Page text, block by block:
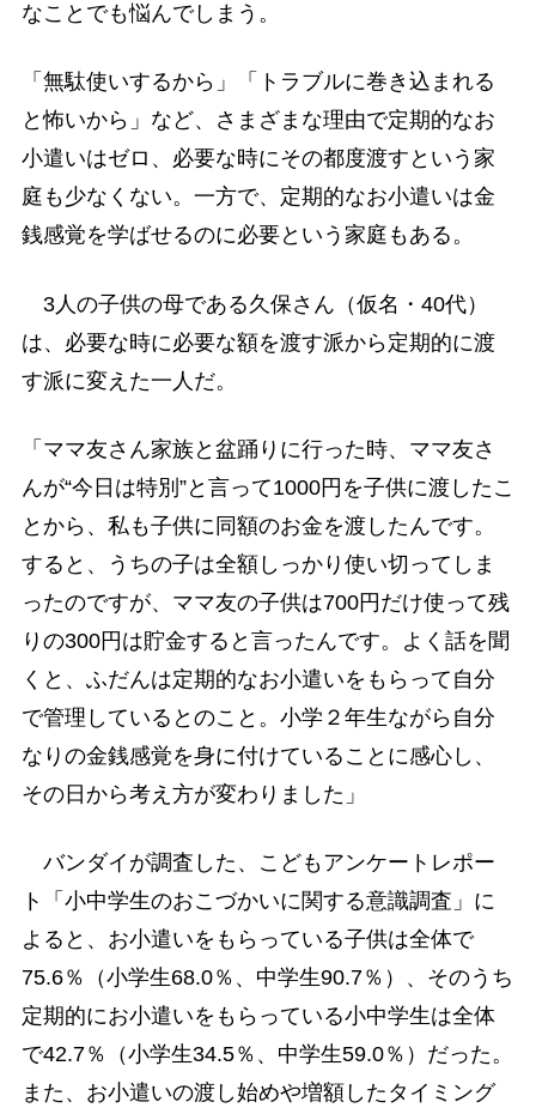
なことでも悩んでしまう。
「無駄使いするから」「トラブルに巻き込まれる
と怖いから」など、さまざまな理由で定期的なお
小遣いはゼロ、必要な時にその都度渡すという家
庭も少なくない。一方で、定期的なお小遣いは金
銭感覚を学ばせるのに必要という家庭もある。
3人の子供の母である久保さん（仮名・40代）
は、必要な時に必要な額を渡す派から定期的に渡
す派に変えた一人だ。
「ママ友さん家族と盆踊りに行った時、ママ友さ
んが“今日は特別”と言って1000円を子供に渡したこ
とから、私も子供に同額のお金を渡したんです。
すると、うちの子は全額しっかり使い切ってしま
ったのですが、ママ友の子供は700円だけ使って残
りの300円は貯金すると言ったんです。よく話を聞
くと、ふだんは定期的なお小遣いをもらって自分
で管理しているとのこと。小学２年生ながら自分
なりの金銭感覚を身に付けていることに感心し、
その日から考え方が変わりました」
バンダイが調査した、こどもアンケートレポー
ト「小中学生のおこづかいに関する意識調査」に
よると、お小遣いをもらっている子供は全体で
75.6％（小学生68.0％、中学生90.7％）、そのうち
定期的にお小遣いをもらっている小中学生は全体
で42.7％（小学生34.5％、中学生59.0％）だった。
また、お小遣いの渡し始めや増額したタイミング